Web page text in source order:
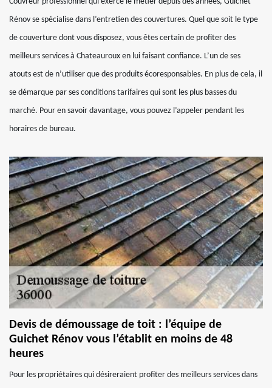
Rénov se spécialise dans l’entretien des couvertures. Quel que soit le type
de couverture dont vous disposez, vous êtes certain de profiter des
meilleurs services à Chateauroux en lui faisant confiance. L’un de ses
atouts est de n’utiliser que des produits écoresponsables. En plus de cela, il
se démarque par ses conditions tarifaires qui sont les plus basses du
marché. Pour en savoir davantage, vous pouvez l’appeler pendant les
horaires de bureau.
Devis de démoussage de toit : l’équipe de
Guichet Rénov vous l’établit en moins de 48
heures
Pour les propriétaires qui désireraient profiter des meilleurs services dans